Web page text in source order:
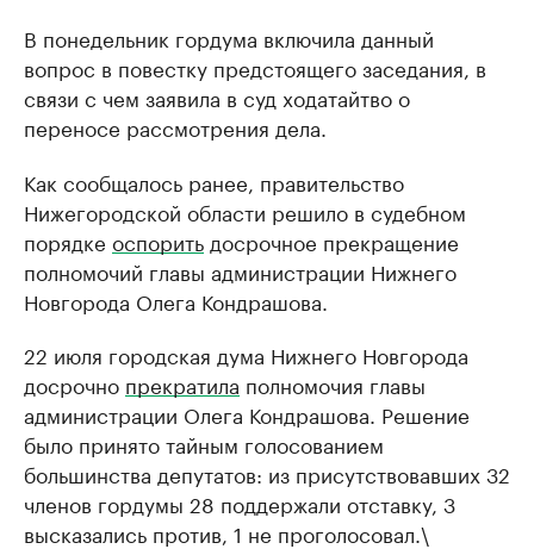
В понедельник гордума включила данный
вопрос в повестку предстоящего заседания, в
связи с чем заявила в суд ходатайтво о
переносе рассмотрения дела.
Как сообщалось ранее, правительство
Нижегородской области решило в судебном
порядке оспорить досрочное прекращение
полномочий главы администрации Нижнего
Новгорода Олега Кондрашова.
22 июля городская дума Нижнего Новгорода
досрочно прекратила полномочия главы
администрации Олега Кондрашова. Решение
было принято тайным голосованием
большинства депутатов: из присутствовавших 32
членов гордумы 28 поддержали отставку, 3
высказались против, 1 не проголосовал.\